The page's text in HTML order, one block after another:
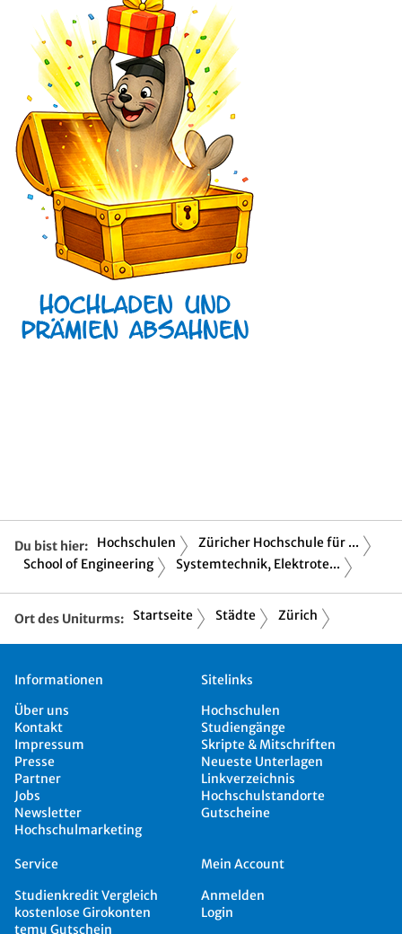
Du bist hier: Hochschulen
Züricher Hochschule für ...
School of Engineering
Systemtechnik, Elektrote...
Ort des Uniturms: Startseite Städte Zürich
Informationen
Über uns
Kontakt
Impressum
Presse
Partner
Jobs
Newsletter
Hochschulmarketing
Sitelinks
Hochschulen
Studiengänge
Skripte & Mitschriften
Neueste Unterlagen
Linkverzeichnis
Hochschulstandorte
Gutscheine
Service
Studienkredit Vergleich
kostenlose Girokonten
temu Gutschein
Mein Account
Anmelden
Login